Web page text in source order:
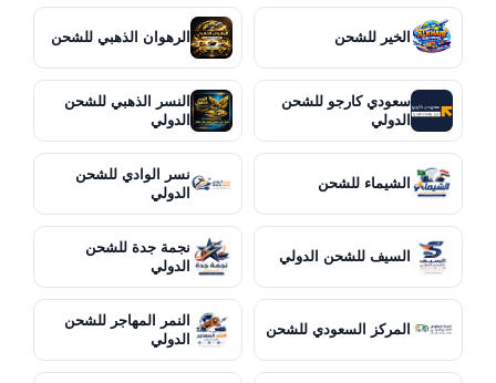
الخير للشحن الرهوان الذهبي للشحن
سعودي كارجو للشحن
الدولي
النسر الذهبي للشحن
الدولي
الشيماء للشحن
نسر الوادي للشحن
الدولي
السيف للشحن الدولي
نجمة جدة للشحن
الدولي
المركز السعودي للشحن
النمر المهاجر للشحن
الدولي